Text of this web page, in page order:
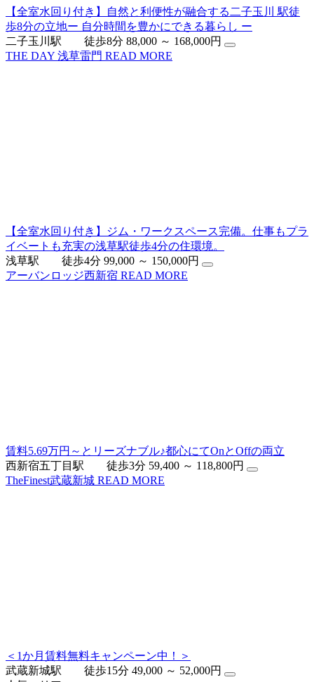
【全室水回り付き】自然と利便性が融合する二子玉川 駅徒
歩8分の立地ー 自分時間を豊かにできる暮らし ー
二子玉川駅 徒歩8分 88,000 ～ 168,000円
THE DAY 浅草雷門 READ MORE
【全室水回り付き】ジム・ワークスペース完備。仕事もプラ
イベートも充実の浅草駅徒歩4分の住環境。
浅草駅 徒歩4分 99,000 ～ 150,000円
アーバンロッジ西新宿 READ MORE
賃料5.69万円～とリーズナブル♪都心にてOnとOffの両立
西新宿五丁目駅 徒歩3分 59,400 ～ 118,800円
TheFinest武蔵新城 READ MORE
＜1か月賃料無料キャンペーン中！＞
武蔵新城駅 徒歩15分 49,000 ～ 52,000円